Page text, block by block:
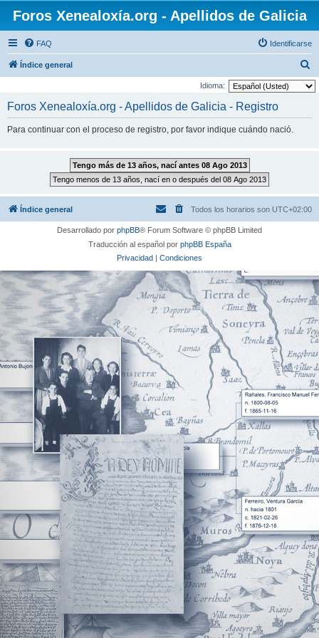
Foros Xenealoxía.org - Apellidos de Galicia
FAQ Identificarse
Índice general
u
Idioma:
Foros Xenealoxía.org - Apellidos de Galicia - Registro
Para continuar con el proceso de registro, por favor indique cuándo nació.
Índice general Todos los horarios son UTC+02:00
Desarrollado por phpBB® Forum Software © phpBB Limited
Traducción al español por phpBB España
Privacidad | Condiciones